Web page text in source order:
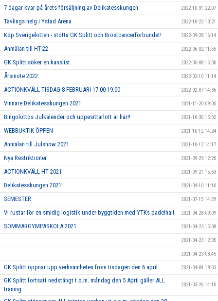
7 dagar kvar på årets försäljning av Delikatesskungen 2022-10-31 22:07
Tävlings helg i Ystad Arena 2022-10-23 10:21
Köp Sverigelotten - stötta GK Splitt och Bröstcancerförbundet! 2022-09-28 16:14
Anmälan till HT-22 2022-06-02 11:55
GK Splitt söker en kanslist 2022-05-08 15:00
Årsmöte 2022 2022-02-10 11:14
ACTIONKVÄLL TISDAG 8 FEBRUARI 17.00-19.00 2022-02-07 14:36
Vinnare Delikatesskungen 2021 2021-11-20 09:05
Bingolottos Julkalender och uppesittarlott är här!! 2021-10-30 15:02
WEBBUKTIK ÖPPEN 2021-10-12 14:24
Anmälan till Julshow 2021 2021-10-12 14:17
Nya Restriktioner 2021-09-29 12:20
ACTIONKVÄLL HT 2021 2021-09-21 15:53
Delikatesskungen 2021! 2021-09-10 11:10
SEMESTER 2021-07-15 14:29
Vi rustar för en smidig logistik under byggtiden med YTKs padelhall 2021-04-28 09:09
SOMMARGYMPASKOLA 2021 2021-04-23 15:08
2021-04-23 12:05
2021-04-23 08:45
GK Splitt öppnar upp verksamheten from tisdagen den 6 april 2021-04-04 18:03
GK Splitt fortsatt nedstängt t.o.m. måndag den 5 April gäller ALL
träning.
2021-03-26 14:10